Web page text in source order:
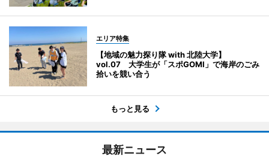
エリア特集
【地域の魅力探り隊 with 北陸大学】
vol.07 大学生が「スポGOMI」で海岸のごみ
拾いを競い合う
もっと見る
最新ニュース